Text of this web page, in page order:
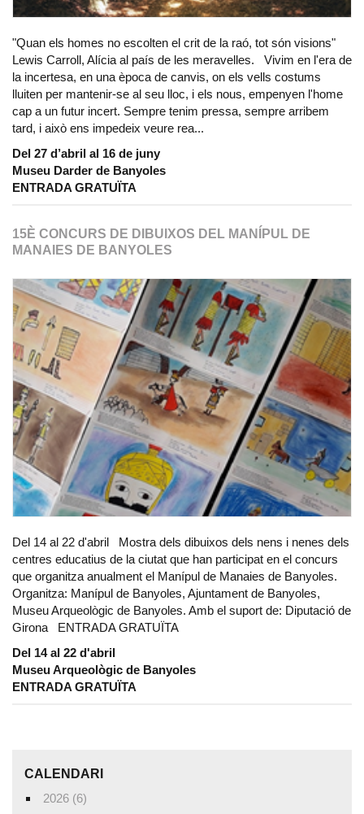
"Quan els homes no escolten el crit de la raó, tot són visions"
Lewis Carroll, Alícia al país de les meravelles. Vivim en l'era de
la incertesa, en una època de canvis, on els vells costums
lluiten per mantenir-se al seu lloc, i els nous, empenyen l'home
cap a un futur incert. Sempre tenim pressa, sempre arribem
tard, i això ens impedeix veure rea...
Del 27 d’abril al 16 de juny
Museu Darder de Banyoles
ENTRADA GRATUÏTA
15È CONCURS DE DIBUIXOS DEL MANÍPUL DE
MANAIES DE BANYOLES
Del 14 al 22 d'abril Mostra dels dibuixos dels nens i nenes dels
centres educatius de la ciutat que han participat en el concurs
que organitza anualment el Manípul de Manaies de Banyoles.
Organitza: Manípul de Banyoles, Ajuntament de Banyoles,
Museu Arqueològic de Banyoles. Amb el suport de: Diputació de
Girona ENTRADA GRATUÏTA
Del 14 al 22 d'abril
Museu Arqueològic de Banyoles
ENTRADA GRATUÏTA
CALENDARI
2026 (6)